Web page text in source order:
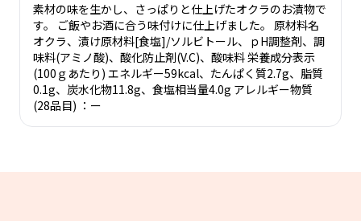
素材の味を生かし、さっぱりと仕上げたオクラのお漬物で
す。 ご飯やお酒に合う味付けに仕上げました。 原材料名
オクラ、漬け原材料[食塩]/ソルビトール、ｐH調整剤、調
味料(アミノ酸)、酸化防止剤(V.C)、酸味料 栄養成分表示
(100ｇあたり) エネルギー59kcal、たんぱく質2.7g、脂質
0.1g、炭水化物11.8g、食塩相当量4.0g アレルギー物質
(28品目) ：ー